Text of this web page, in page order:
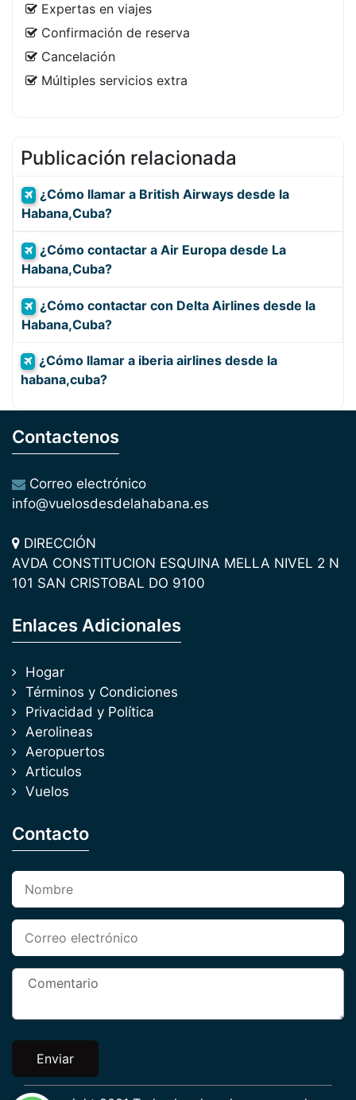
Expertas en viajes
Confirmación de reserva
Cancelación
Múltiples servicios extra
Publicación relacionada
¿Cómo llamar a British Airways desde la
Habana,Cuba?
¿Cómo contactar a Air Europa desde La
Habana,Cuba?
¿Cómo contactar con Delta Airlines desde la
Habana,Cuba?
¿Cómo llamar a iberia airlines desde la
habana,cuba?
Contactenos
Correo electrónico
info@vuelosdesdelahabana.es
DIRECCIÓN
AVDA CONSTITUCION ESQUINA MELLA NIVEL 2 N
101 SAN CRISTOBAL DO 9100
Enlaces Adicionales
Hogar
Términos y Condiciones
Privacidad y Política
Aerolineas
Aeropuertos
Articulos
Vuelos
Contacto
Enviar